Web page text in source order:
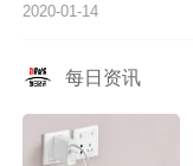
2020-01-14
每日资讯